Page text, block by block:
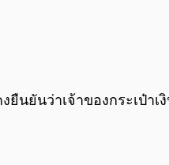
ยืนยันว่าเจ้าของกระเป๋